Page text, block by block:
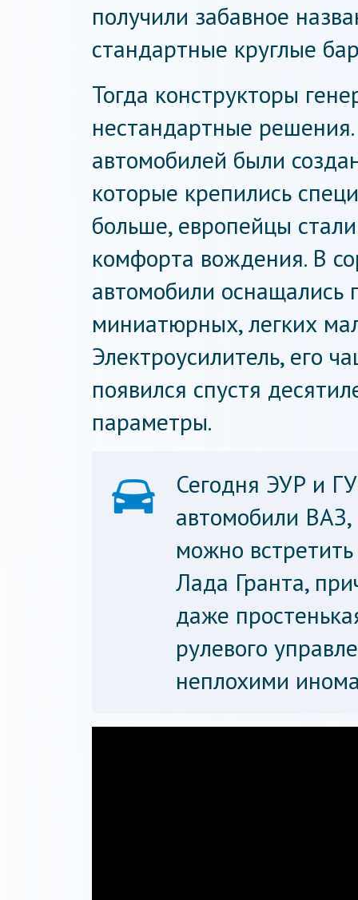
получили забавное
стандартные круглые
Тогда конструкторы
нестандартные
автомобилей были
которые крепились
больше, европейцы
комфорта вождения. В
автомобили оснащались
миниатюрных, легких
Электроусилитель, его
появился спустя
параметры.
Сегодня ЭУР и
автомобили ВАЗ,
можно
Лада Гранта,
даже
рулевого
неплохими